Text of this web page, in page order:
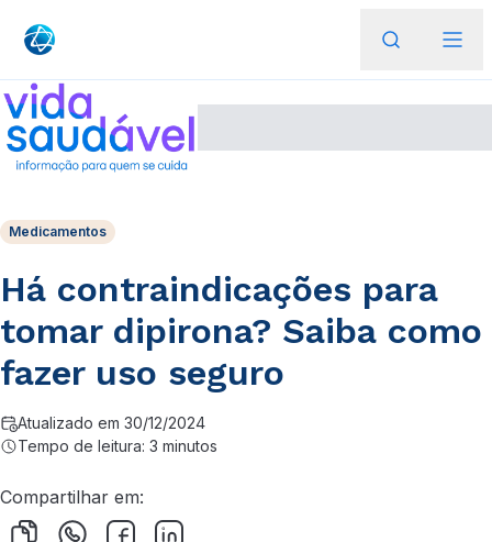
Medicamentos
Há contraindicações para
tomar dipirona? Saiba como
fazer uso seguro
Atualizado em 30/12/2024
Tempo de leitura: 3 minutos
Compartilhar em: